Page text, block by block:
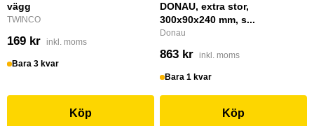
vägg
TWINCO
169 kr inkl. moms
Bara 3 kvar
Köp
DONAU, extra stor,
300x90x240 mm, s...
Donau
863 kr inkl. moms
Bara 1 kvar
Köp